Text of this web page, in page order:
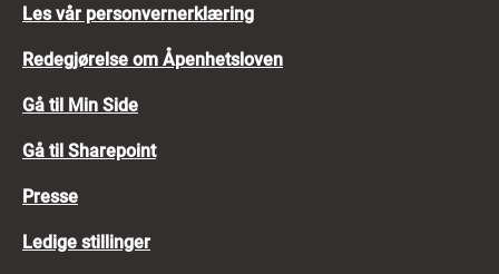
Les vår personvernerklæring
Redegjørelse om Åpenhetsloven
Gå til Min Side
Gå til Sharepoint
Presse
Ledige stillinger